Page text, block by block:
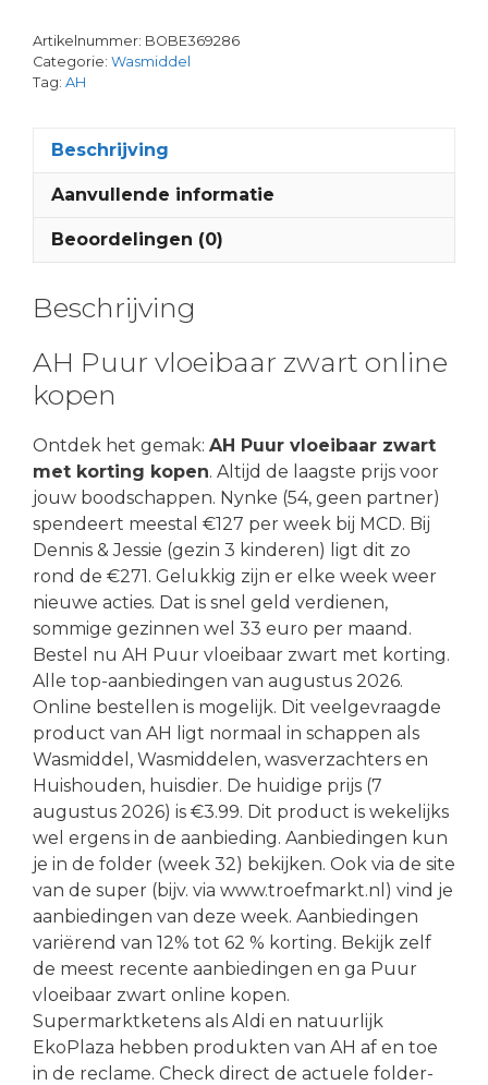
Artikelnummer: BOBE369286
Categorie: Wasmiddel
Tag: AH
Beschrijving
Aanvullende informatie
Beoordelingen (0)
Beschrijving
AH Puur vloeibaar zwart online
kopen
Ontdek het gemak: AH Puur vloeibaar zwart
met korting kopen. Altijd de laagste prijs voor
jouw boodschappen. Nynke (54, geen partner)
spendeert meestal €127 per week bij MCD. Bij
Dennis & Jessie (gezin 3 kinderen) ligt dit zo
rond de €271. Gelukkig zijn er elke week weer
nieuwe acties. Dat is snel geld verdienen,
sommige gezinnen wel 33 euro per maand.
Bestel nu AH Puur vloeibaar zwart met korting.
Alle top-aanbiedingen van augustus 2026.
Online bestellen is mogelijk. Dit veelgevraagde
product van AH ligt normaal in schappen als
Wasmiddel, Wasmiddelen, wasverzachters en
Huishouden, huisdier. De huidige prijs (7
augustus 2026) is €3.99. Dit product is wekelijks
wel ergens in de aanbieding. Aanbiedingen kun
je in de folder (week 32) bekijken. Ook via de site
van de super (bijv. via www.troefmarkt.nl) vind je
aanbiedingen van deze week. Aanbiedingen
variërend van 12% tot 62 % korting. Bekijk zelf
de meest recente aanbiedingen en ga Puur
vloeibaar zwart online kopen.
Supermarktketens als Aldi en natuurlijk
EkoPlaza hebben produkten van AH af en toe
in de reclame. Check direct de actuele folder-